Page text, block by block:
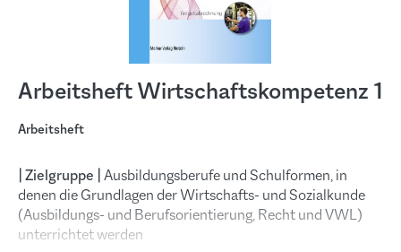
Arbeitsheft Wirtschaftskompetenz 1
Arbeitsheft
| Zielgruppe | Ausbildungsberufe und Schulformen, in
denen die Grundlagen der Wirtschafts- und Sozialkunde
(Ausbildungs- und Berufsorientierung, Recht und VWL)
unterrichtet werden